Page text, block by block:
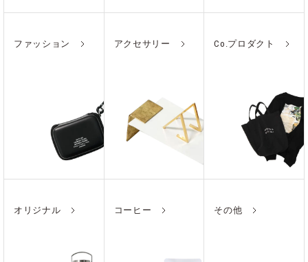
ファッション アクセサリー Co.プロダクト
オリジナル コーヒー その他